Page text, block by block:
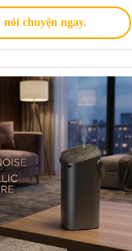
hương thơm
nói chuyện ngay.